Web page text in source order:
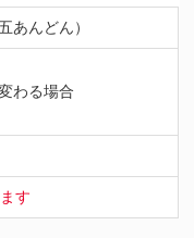
あんどん）
わる場合
す